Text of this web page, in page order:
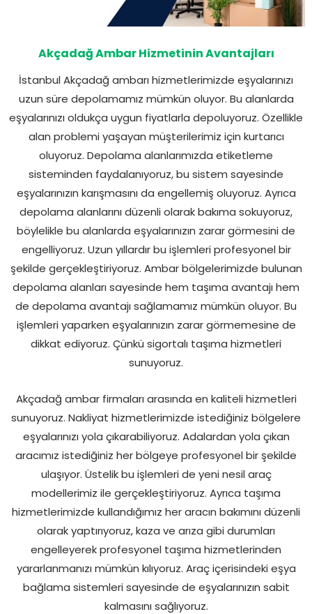
Akçadağ Ambar Hizmetinin Avantajları
İstanbul Akçadağ ambarı hizmetlerimizde eşyalarınızı
uzun süre depolamamız mümkün oluyor. Bu alanlarda
eşyalarınızı oldukça uygun fiyatlarla depoluyoruz. Özellikle
alan problemi yaşayan müşterilerimiz için kurtarıcı
oluyoruz. Depolama alanlarımızda etiketleme
sisteminden faydalanıyoruz, bu sistem sayesinde
eşyalarınızın karışmasını da engellemiş oluyoruz. Ayrıca
depolama alanlarını düzenli olarak bakıma sokuyoruz,
böylelikle bu alanlarda eşyalarınızın zarar görmesini de
engelliyoruz. Uzun yıllardır bu işlemleri profesyonel bir
şekilde gerçekleştiriyoruz. Ambar bölgelerimizde bulunan
depolama alanları sayesinde hem taşıma avantajı hem
de depolama avantajı sağlamamız mümkün oluyor. Bu
işlemleri yaparken eşyalarınızın zarar görmemesine de
dikkat ediyoruz. Çünkü sigortalı taşıma hizmetleri
sunuyoruz.
Akçadağ ambar firmaları arasında en kaliteli hizmetleri
sunuyoruz. Nakliyat hizmetlerimizde istediğiniz bölgelere
eşyalarınızı yola çıkarabiliyoruz. Adalardan yola çıkan
aracımız istediğiniz her bölgeye profesyonel bir şekilde
ulaşıyor. Üstelik bu işlemleri de yeni nesil araç
modellerimiz ile gerçekleştiriyoruz. Ayrıca taşıma
hizmetlerimizde kullandığımız her aracın bakımını düzenli
olarak yaptırıyoruz, kaza ve arıza gibi durumları
engelleyerek profesyonel taşıma hizmetlerinden
yararlanmanızı mümkün kılıyoruz. Araç içerisindeki eşya
bağlama sistemleri sayesinde de eşyalarınızın sabit
kalmasını sağlıyoruz.